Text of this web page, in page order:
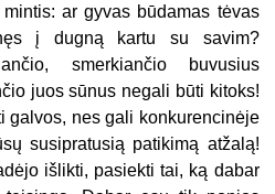
ar gyvas būdamas tėvas
į dugną kartu su savim?
smerkiančio buvusius
juos sūnus negali būti kitoks!
galvos, nes gali konkurencinėje
susipratusią patikimą atžalą!
išlikti, pasiekti tai, ką dabar